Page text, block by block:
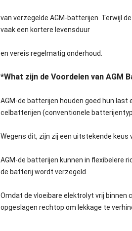
van verzegelde AGM-batterijen. Terwijl
vaak een kortere levensduur
en vereis regelmatig onderhoud.
*What zijn de Voordelen van AGM
AGM-de batterijen houden goed hun
celbatterijen (conventionele
Wegens dit, zijn zij een uitstekende
AGM-de batterijen kunnen in flexibelere
de batterij wordt verzegeld.
Omdat de vloeibare elektrolyt vrij
opgeslagen rechtop om lekkage te